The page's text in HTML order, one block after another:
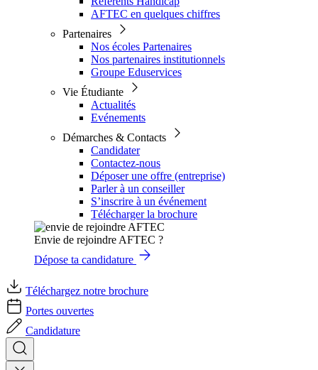
AFTEC en quelques chiffres
Partenaires
Nos écoles Partenaires
Nos partenaires institutionnels
Groupe Eduservices
Vie Étudiante
Actualités
Evénements
Démarches & Contacts
Candidater
Contactez-nous
Déposer une offre (entreprise)
Parler à un conseiller
S’inscrire à un événement
Télécharger la brochure
Envie de rejoindre AFTEC ?
Dépose ta candidature
Téléchargez notre brochure
Portes ouvertes
Candidature